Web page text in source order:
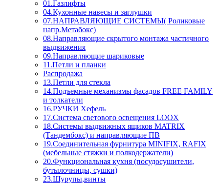
01.Газлифты
04.Кухонные навесы и заглушки
07.НАПРАВЛЯЮЩИЕ СИСТЕМЫ( Роликовые
напр.Метабокс)
08.Направляющие скрытого монтажа частичного
выдвижения
09.Направляющие шариковые
11.Петли и планки
Распродажа
13.Петли для стекла
14.Подъемные механизмы фасадов FREE FAMILY
и толкатели
16.РУЧКИ Хефель
17.Система светового освещения LOOX
18.Системы выдвижных ящиков MATRIX
(Тандембокс) и направляющие ПВ
19.Соединительная фурнитура MINIFIX, RAFIX
(мебельные стяжки и полкодержатели)
20.Функциональная кухня (посудосушители,
бутылочницы, сушки)
23.Шурупы,винты